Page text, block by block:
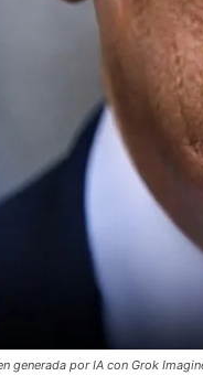
generada por IA con Grok